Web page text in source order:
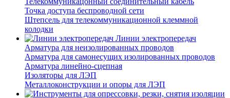
Точка доступа беспроводной сети
Штепсель для телекоммуникационной клеммной
колодки
Линии электропередач
Арматура для неизолированных проводов
Арматура для самонесущих изолированных проводов
Арматура линейно-сцепная
Изоляторы для ЛЭП
Металлоконструкции и опоры для ЛЭП